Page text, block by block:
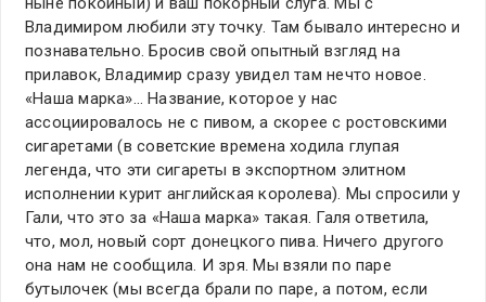
Владимиром любили эту точку. Там бывало интересно и
познавательно. Бросив свой опытный взгляд на
прилавок, Владимир сразу увидел там нечто новое.
«Наша марка»… Название, которое у нас
ассоциировалось не с пивом, а скорее с ростовскими
сигаретами (в советские времена ходила глупая
легенда, что эти сигареты в экспортном элитном
исполнении курит английская королева). Мы спросили у
Гали, что это за «Наша марка» такая. Галя ответила,
что, мол, новый сорт донецкого пива. Ничего другого
она нам не сообщила. И зря. Мы взяли по паре
бутылочек (мы всегда брали по паре, а потом, если